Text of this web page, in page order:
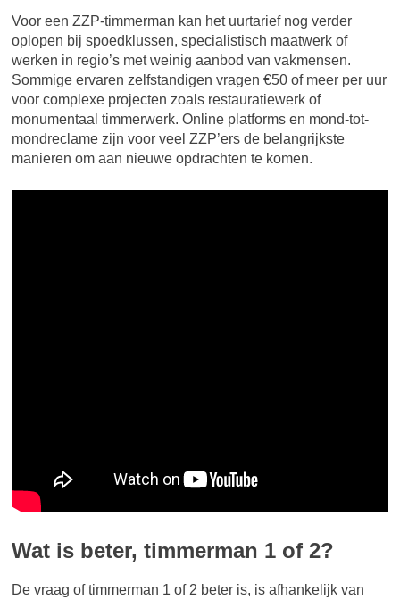
Voor een ZZP-timmerman kan het uurtarief nog verder
oplopen bij spoedklussen, specialistisch maatwerk of
werken in regio’s met weinig aanbod van vakmensen.
Sommige ervaren zelfstandigen vragen €50 of meer per uur
voor complexe projecten zoals restauratiewerk of
monumentaal timmerwerk. Online platforms en mond-tot-
mondreclame zijn voor veel ZZP’ers de belangrijkste
manieren om aan nieuwe opdrachten te komen.
Wat is beter, timmerman 1 of 2?
De vraag of timmerman 1 of 2 beter is, is afhankelijk van